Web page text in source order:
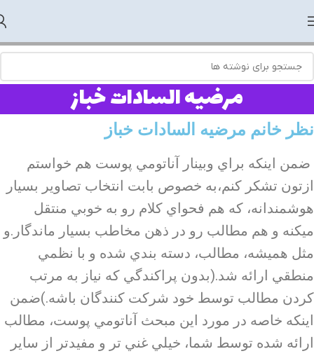
مرضیه السادات خباز
نظر خانم مرضیه السادات خباز
ضمن اينكه براي وبينار آناتومي پوست هم خواستم
ازتون تشكر كنم،به خصوص بابت انتخاب تصاوير بسيار
هوشمندانه، كه هم فحواي كلام رو به خوبي منتقل
ميكنه و هم مطالب رو در ذهن مخاطب بسيار ماندگار.و
مثل هميشه، مطالب، دسته بندي شده و با نظمي
منطقي ارائه شد.(بدون پراكندگي كه نياز به مرتب
كردن مطالب توسط خود شركت كنندگان باشه.)ضمن
اينكه خاصه در مورد اين مبحث آناتومي پوست، مطالب
ارائه شده توسط شما، خيلي غني تر و مفيدتر از ساير